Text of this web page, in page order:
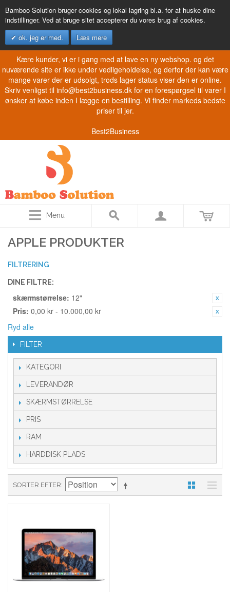
Bamboo Solution bruger cookies og lokal lagring bl.a. for at huske dine
indstillinger. Ved at bruge sitet accepterer du vores brug af cookies.
ok. jeg er med.
Læs mere
Kære kunder, vi er i gang med at lave en ny webshop. og det
nuværende site er ikke under vedligeholdelse, og derfor der kan være
mange varer der er udsolgt, trods lager status viser den er online.
Skriv venligst til info@best2business.dk for en forespørgsel til varer I
ønsker at købe inden I lægge en bestilling. Vi finder markeds bedste
priser til jer.
Best2Business
Menu
APPLE PRODUKTER
FILTRERING
DINE FILTRE:
skærmstørrelse: 12"
Pris: 0,00 kr - 10.000,00 kr
Ryd alle
FILTER
KATEGORI
LEVERANDØR
SKÆRMSTØRRELSE
PRIS
RAM
HARDDISK PLADS
SORTER EFTER